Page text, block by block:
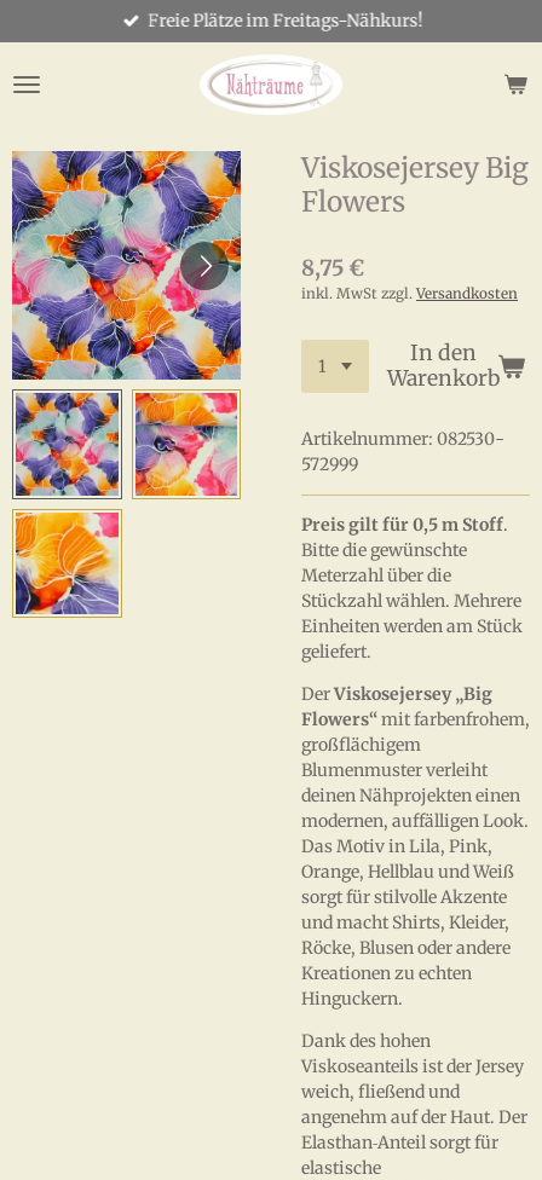
Hauptinhalt
springen
Freie Plätze im Freitags-Nähkurs!
Viskosejersey Big
Flowers
8,75 €
inkl. MwSt zzgl. Versandkosten
In den
Warenkorb
Artikelnummer: 082530-
572999
Preis gilt für 0,5 m Stoff.
Bitte die gewünschte
Meterzahl über die
Stückzahl wählen. Mehrere
Einheiten werden am Stück
geliefert.
DerViskosejersey „Big
Flowers“mit farbenfrohem,
großflächigem
Blumenmuster verleiht
deinen Nähprojekten einen
modernen, auffälligen Look.
Das Motiv in Lila, Pink,
Orange, Hellblau und Weiß
sorgt für stilvolle Akzente
und macht Shirts, Kleider,
Röcke, Blusen oder andere
Kreationen zu echten
Hinguckern.
Dank des hohen
Viskoseanteils ist der Jersey
weich, fließend und
angenehm auf der Haut. Der
Elasthan‑Anteil sorgt für
elastische